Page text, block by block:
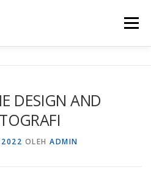
Menu
EVALUASI
DESIGN AND
OLEH ADMIN